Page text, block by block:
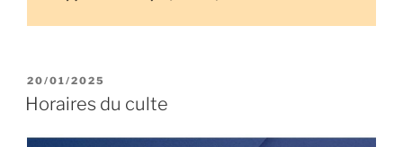
PUBLIÉ
LE
20/01/2025
Horaires du culte